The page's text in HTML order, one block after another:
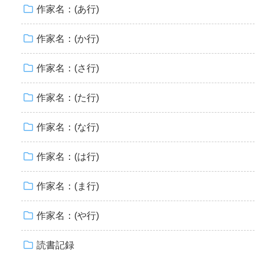
作家名：(あ行)
作家名：(か行)
作家名：(さ行)
作家名：(た行)
作家名：(な行)
作家名：(は行)
作家名：(ま行)
作家名：(や行)
読書記録